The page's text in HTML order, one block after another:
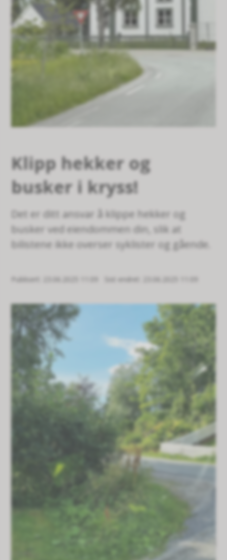
Klipp hekker og
busker i kryss!
Det er ditt ansvar å klippe hekker og
busker ved eiendommen din, slik at
bilistene ikke overser syklister og gående.
Publisert Sist endret